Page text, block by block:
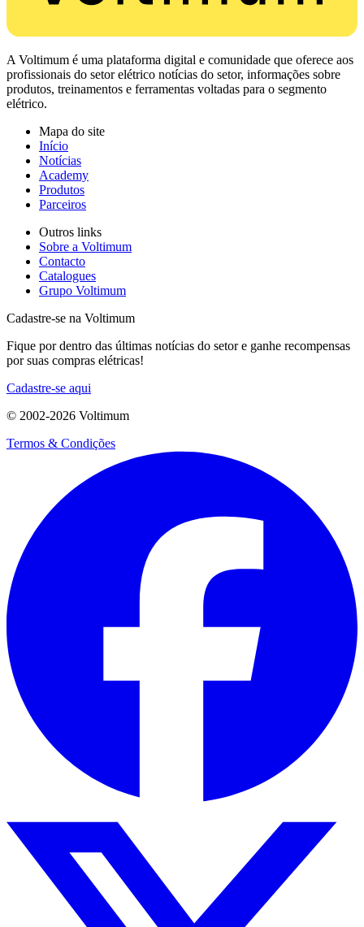
A Voltimum é uma plataforma digital e comunidade que oferece aos
profissionais do setor elétrico notícias do setor, informações sobre
produtos, treinamentos e ferramentas voltadas para o segmento
elétrico.
Mapa do site
Início
Notícias
Academy
Produtos
Parceiros
Outros links
Sobre a Voltimum
Contacto
Catalogues
Grupo Voltimum
Cadastre-se na Voltimum
Fique por dentro das últimas notícias do setor e ganhe recompensas
por suas compras elétricas!
Cadastre-se aqui
© 2002-2026 Voltimum
Termos & Condições